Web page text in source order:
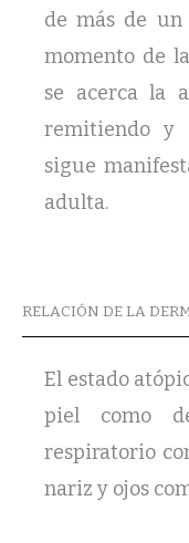
de más de un
momento de
se acerca la
remitiendo y
sigue
adulta.
RELACIÓN DE LA
El estado
piel como
respiratorio
nariz y ojos